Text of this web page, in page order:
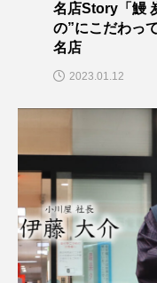
名店Story「鰻
の”にこだわっ
名店
2023.01.12